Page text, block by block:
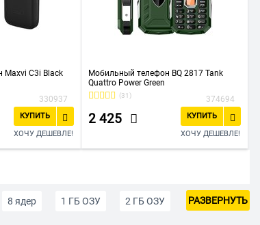
C3i Black
330937
КУПИТЬ
ХОЧУ ДЕШЕВЛЕ!
Мобильный телефон BQ 2817 Tank
Quattro Power Green
(31) 374694
2 425
КУПИТЬ
ХОЧУ ДЕШЕВЛЕ!
8 ядер 1 ГБ ОЗУ 2 ГБ ОЗУ РАЗВЕРНУТЬ